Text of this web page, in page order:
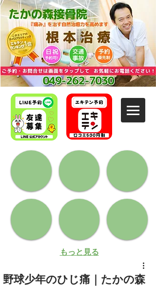
もっと見る
野球少年のひじ痛｜たかの森